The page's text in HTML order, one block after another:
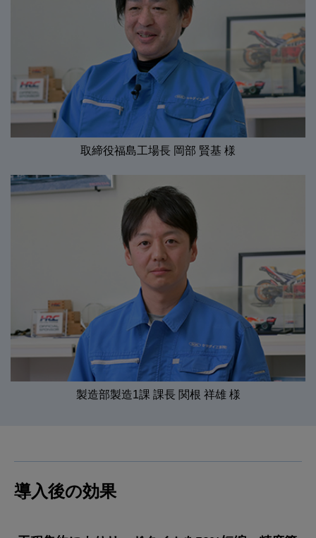
取締役福島工場長 岡部 賢基 様
製造部製造1課 課長 関根 祥雄 様
導入後の効果